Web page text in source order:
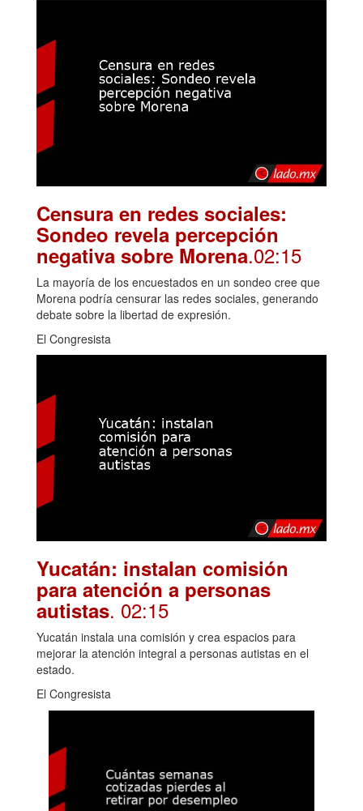
Censura en redes sociales:
Sondeo revela percepción
negativa sobre Morena.02:15
La mayoría de los encuestados en un sondeo cree que
Morena podría censurar las redes sociales, generando
debate sobre la libertad de expresión.
El Congresista
Yucatán: instalan comisión
para atención a personas
autistas. 02:15
Yucatán instala una comisión y crea espacios para
mejorar la atención integral a personas autistas en el
estado.
El Congresista